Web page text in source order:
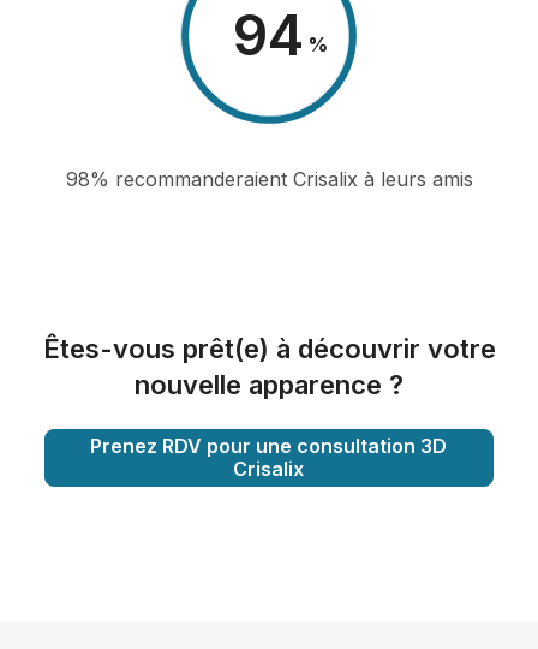
98 %
98% recommanderaient Crisalix à leurs amis
Êtes-vous prêt(e) à découvrir votre
nouvelle apparence ?
Prenez RDV pour une consultation 3D
Crisalix